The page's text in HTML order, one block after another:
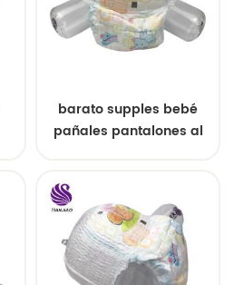
barato supples bebé
pañales pantalones al